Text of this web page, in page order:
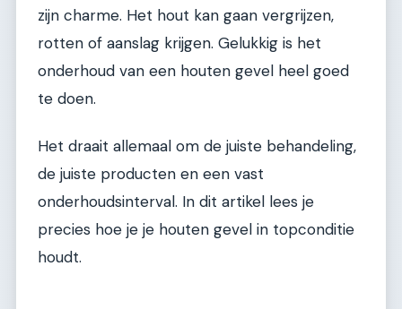
zijn charme. Het hout kan gaan vergrijzen,
rotten of aanslag krijgen. Gelukkig is het
onderhoud van een houten gevel heel goed
te doen.
Het draait allemaal om de juiste behandeling,
de juiste producten en een vast
onderhoudsinterval. In dit artikel lees je
precies hoe je je houten gevel in topconditie
houdt.